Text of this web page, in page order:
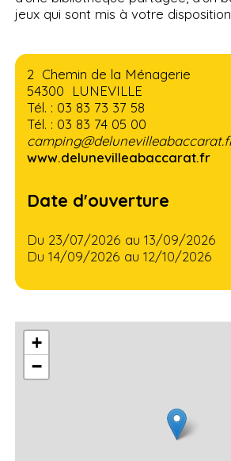
jeux qui sont mis à votre
2 Chemin de la Ménagerie
54300 LUNEVILLE
Tél. : 03 83 73 37 58
Tél. : 03 83 74 05 00
www.delunevilleabaccarat.fr
Date d'ouverture
Du 23/07/2026 au 13/09/2026
Du 14/09/2026 au 12/10/2026
+
−